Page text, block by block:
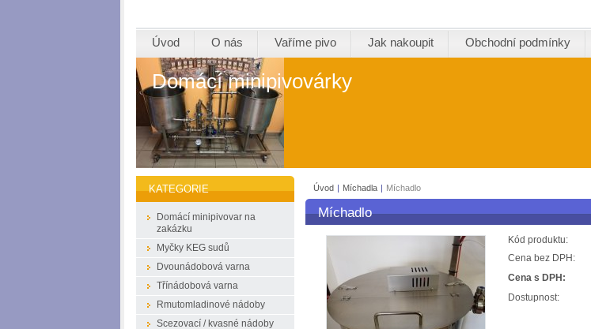
Úvod O nás Vaříme pivo Jak nakoupit Obchodní podmínky
Domácí minipivovárky
Úvod | Míchadla | Míchadlo
Míchadlo
Kód produktu:
Cena bez DPH:
Cena s DPH:
Dostupnost:
KATEGORIE
Domácí minipivovar na
zakázku
Myčky KEG sudů
Dvounádobová varna
Třínádobová varna
Rmutomladinové nádoby
Scezovací / kvasné nádoby